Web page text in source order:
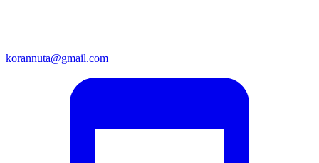
korannuta@gmail.com